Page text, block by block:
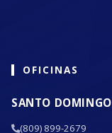
OFICINAS
SANTO DOMINGO
(809) 899-2679